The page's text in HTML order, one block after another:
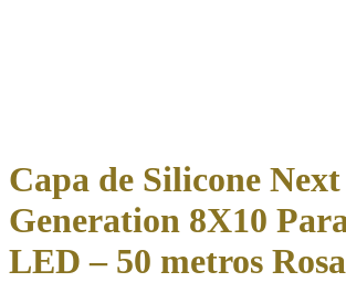
Capa de Silicone Next
Generation 8X10
LED – 50 metros Rosa